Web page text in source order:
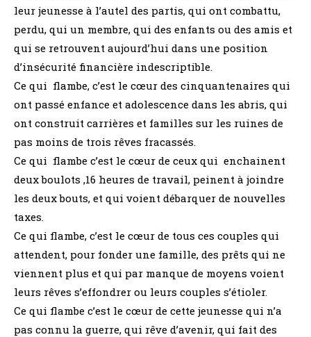
leur jeunesse à l’autel des partis, qui ont combattu,
perdu, qui un membre, qui des enfants ou des amis et
qui se retrouvent aujourd’hui dans une position
d’insécurité financière indescriptible.
Ce qui flambe, c’est le cœur des cinquantenaires qui
ont passé enfance et adolescence dans les abris, qui
ont construit carrières et familles sur les ruines de
pas moins de trois rêves fracassés.
Ce qui flambe c’est le cœur de ceux qui enchainent
deux boulots ,16 heures de travail, peinent à joindre
les deux bouts, et qui voient débarquer de nouvelles
taxes.
Ce qui flambe, c’est le cœur de tous ces couples qui
attendent, pour fonder une famille, des prêts qui ne
viennent plus et qui par manque de moyens voient
leurs rêves s’effondrer ou leurs couples s’étioler.
Ce qui flambe c’est le cœur de cette jeunesse qui n’a
pas connu la guerre, qui rêve d’avenir, qui fait des